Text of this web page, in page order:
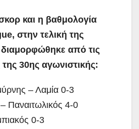
και η βαθμολογία
στην τελική της
από τις
30ης αγωνιστικής:
– Λαμία 0-3
Παναιτωλικός 4-0
0-3